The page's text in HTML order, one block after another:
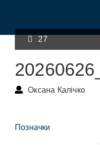
27
Оксана Калічко
Позначки